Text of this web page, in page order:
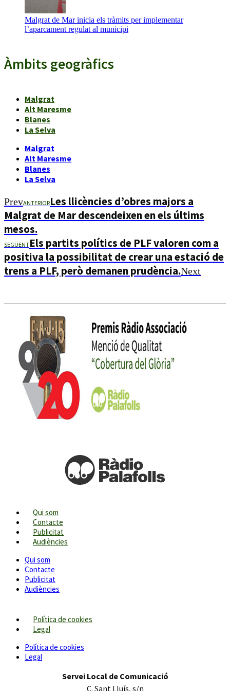
Malgrat de Mar inicia els tràmits per implementar
l’aparcament regulat al municipi
Àmbits geogràfics
Malgrat
Alt Maresme
Blanes
La Selva
Malgrat
Alt Maresme
Blanes
La Selva
PrevANTERIORLes llicències d’obres majors a
Malgrat de Mar descendeixen en els últims
mesos.
SEGÜENTEls partits polítics de PLF valoren com a
positiva la possibilitat de crear una estació de
trens a PLF, però demanen prudència.Next
Qui som
Contacte
Publicitat
Audiències
Qui som
Contacte
Publicitat
Audiències
Política de cookies
Legal
Política de cookies
Legal
Servei Local de Comunicació
C. Sant Lluís, s/n